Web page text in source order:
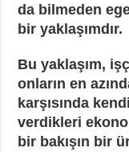
da bilmeden
bir yaklaşımdır.
Bu yaklaşım,
onların en
karşısında
verdikleri
bir bakışın bir